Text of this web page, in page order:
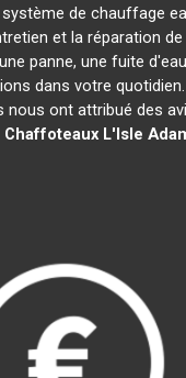
de chauffage
et la réparation de
panne, une fuite d'eau
dans votre quotidien.
ont attribué des
L'Isle